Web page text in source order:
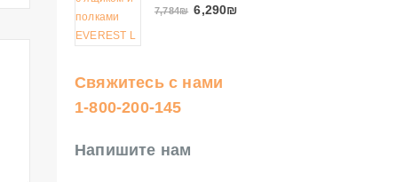
7,784₪ 6,290₪
Свяжитесь с нами
1-800-200-145
Напишите нам